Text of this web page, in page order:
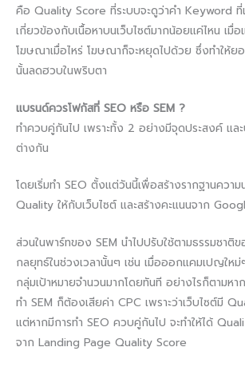
คือ Quality Score ที่ระบบจะดูว่าคำ Keyword ที่
เกี่ยวข้องกับเนื้อหาบนเว็บไซต์มากน้อยแค่ไหน เมื่
โฆษณาเมื่อไหร่ โฆษณาก็จะหยุดไปด้วย ซึ่งทำให้ย
นั้นลดฮวบในพริบตา
แบรนด์ควรโฟกัสที่ SEO หรือ SEM ?​
ทำควบคู่กันไป เพราะทั้ง 2 อย่างมีจุดประสงค์ แล
ต่างกัน
โดยเริ่มทำ SEO ตั้งแต่วันนี้เพื่อสร้างรากฐานควา
Quality ให้กับเว็บไซต์ และสร้างคะแนนจาก
ส่วนในพาร์ทของ SEM นำไปปรับใช้ตามธรรมชาติ
กลยุทธ์ในช่วงเวลานั้นๆ เช่น เมื่อออกแคมเปญให
กลุ่มเป้าหมายจำนวนมากโดยทันที อย่างไรก็ตามห
ทำ SEM ก็ต้องเสียค่า CPC เพราะว่าเว็บไซต์มี
แต่หากมีการทำ SEO ควบคู่กันไป จะทำให้ได้
จาก Landing Page Quality Score